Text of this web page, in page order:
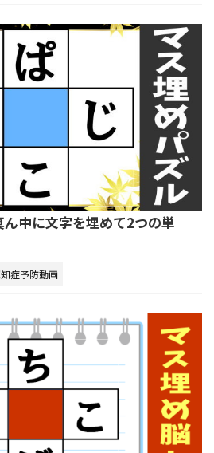
ん中に文字を埋めて2つの単
症予防動画